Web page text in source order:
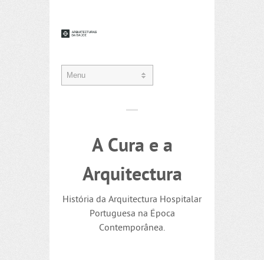
A Cura e a
Arquitectura
História da Arquitectura Hospitalar
Portuguesa na Época
Contemporânea.